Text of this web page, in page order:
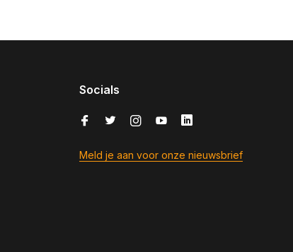
Socials
Meld je aan voor onze nieuwsbrief